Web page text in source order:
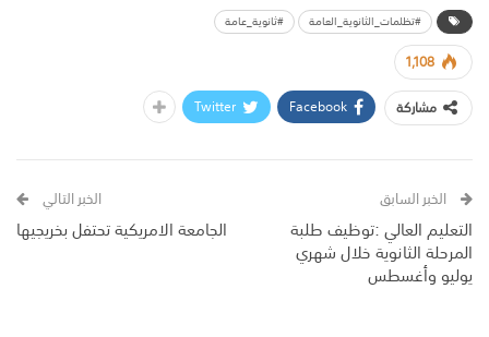
#تظلمات_الثانوية_العامة #ثانوية_عامة
1,108
مشاركة
Facebook
Twitter
الخبر السابق
التعليم العالي :توظيف طلبة
المرحلة الثانوية خلال شهري
يوليو وأغسطس
الخبر التالي
الجامعة الامريكية تحتفل بخريجيها